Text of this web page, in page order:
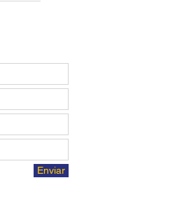
Enviar